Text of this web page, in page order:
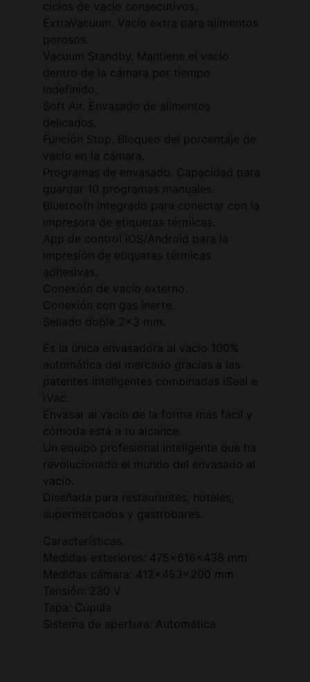
ciclos de vacío consecutivos.
ExtraVacuum. Vacío extra para alimentos
porosos.
Vacuum Standby. Mantiene el vacío
dentro de la cámara por tiempo
indefinido.
Soft Air. Envasado de alimentos
delicados.
Función Stop. Bloqueo del porcentaje de
vacío en la cámara.
Programas de envasado. Capacidad para
guardar 10 programas manuales.
Bluetooth integrado para conectar con la
impresora de etiquetas térmicas.
App de control iOS/Android para la
impresión de etiquetas térmicas
adhesivas.
Conexión de vacío externo.
Conexión con gas inerte.
Sellado doble 2×3 mm.
Es la única envasadora al vacío 100%
automática del mercado gracias a las
patentes inteligentes combinadas iSeal e
iVac.
Envasar al vacío de la forma más fácil y
cómoda está a tu alcance.
Un equipo profesional inteligente que ha
revolucionado el mundo del envasado al
vacío.
Diseñada para restaurantes, hoteles,
supermercados y gastrobares.
Características.
Medidas exteriores: 475x616x438 mm
Medidas cámara: 412x453x200 mm
Tensión: 230 V
Tapa: Cúpula
Sistema de apertura: Automática